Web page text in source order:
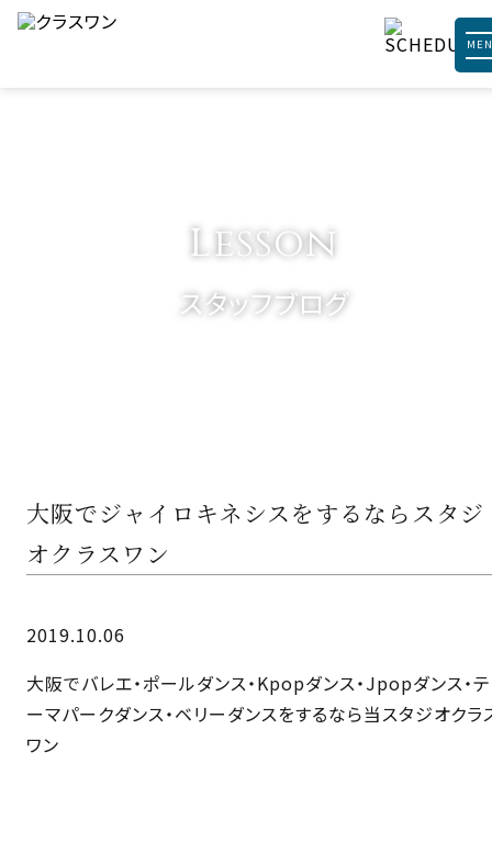
Lesson
スタッフブログ
大阪でジャイロキネシスをするならスタジ
オクラスワン
2019.10.06
大阪でバレエ・ポールダンス・Kpopダンス・Jpopダンス・テ
ーマパークダンス・ベリーダンスをするなら当スタジオクラ
ワン